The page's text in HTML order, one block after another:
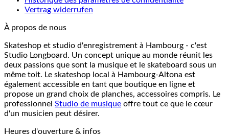
Vertrag widerrufen
À propos de nous
Skateshop et studio d'enregistrement à Hambourg - c'est
Studio Longboard. Un concept unique au monde réunit les
deux passions que sont la musique et le skateboard sous un
même toit. Le skateshop local à Hambourg-Altona est
également accessible en tant que boutique en ligne et
propose un grand choix de planches, accessoires compris. Le
professionnel Studio de musique offre tout ce que le cœur
d'un musicien peut désirer.
Heures d'ouverture & infos